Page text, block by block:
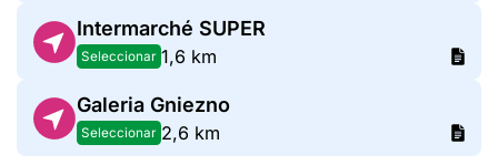
Intermarché SUPER
Seleccionar 1,6 km
Galeria Gniezno
Seleccionar 2,6 km